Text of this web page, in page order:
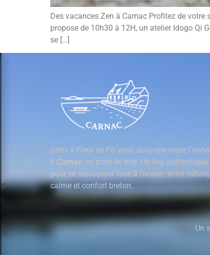
Des vacances Zen à Carnac Profitez de
propose de 10h30 à 12H, un atelier Idogo Qi
se […]
Gîtes à Fleur de Pô vous accueille toute
à Carnac, en bord de mer. Un lieu authentique
pour se ressourcer face à l’océan, entre nature,
calme et confort breton.
Un